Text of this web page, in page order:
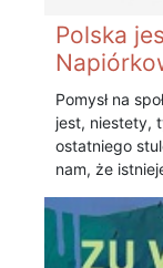
Polska
Pomysł na
jest, niestety,
ostatniego
nam, że